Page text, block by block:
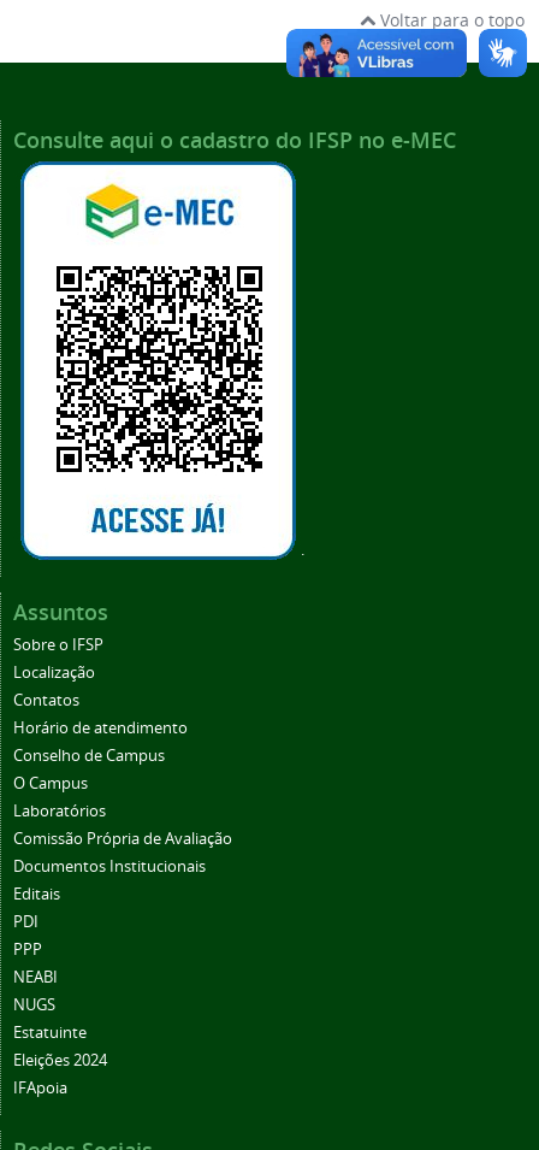
Voltar para o topo
Consulte aqui o cadastro do IFSP no e-MEC
.
Assuntos
Sobre o IFSP
Localização
Contatos
Horário de atendimento
Conselho de Campus
O Campus
Laboratórios
Comissão Própria de Avaliação
Documentos Institucionais
Editais
PDI
PPP
NEABI
NUGS
Estatuinte
Eleições 2024
IFApoia